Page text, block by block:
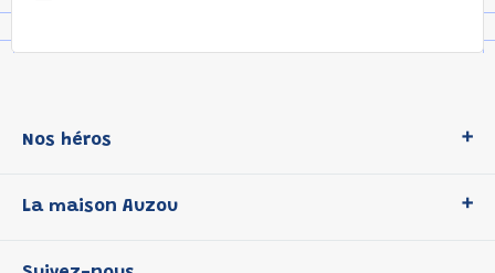
Nos héros
P'tit Loup
La maison Auzou